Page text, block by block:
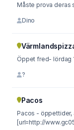
Måste prova deras
Dino
Öppet fred- lördag
?
Pacos
Pacos -
[url=http://